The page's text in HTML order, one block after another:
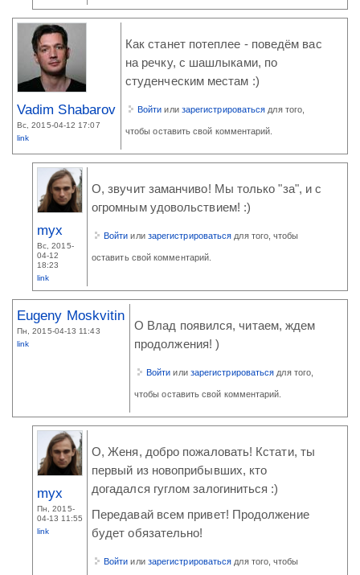
Vadim Shabarov
Вс, 2015-04-12 17:07
link
Как станет потеплее - поведём вас
на речку, с шашлыками, по
студенческим местам :)
Войти или зарегистрироваться для того,
чтобы оставить свой комментарий.
myx
Вс, 2015-
04-12
18:23
link
О, звучит заманчиво! Мы только "за", и с
огромным удовольствием! :)
Войти или зарегистрироваться для того, чтобы
оставить свой комментарий.
Eugeny Moskvitin
Пн, 2015-04-13 11:43
link
О Влад появился, читаем, ждем
продолжения! )
Войти или зарегистрироваться для того,
чтобы оставить свой комментарий.
myx
Пн, 2015-
04-13 11:55
link
О, Женя, добро пожаловать! Кстати, ты
первый из новоприбывших, кто
догадался гуглом залогиниться :)
Передавай всем привет! Продолжение
будет обязательно!
Войти или зарегистрироваться для того, чтобы